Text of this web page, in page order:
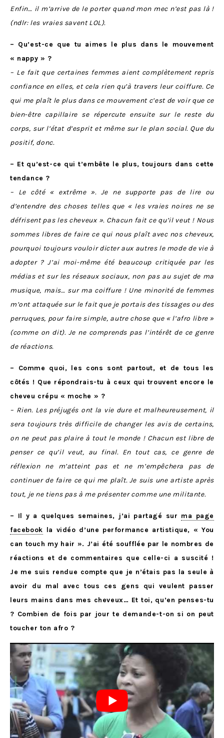
Enfin… il m’arrive de le porter quand mon mec n’est pas là !
(ndlr: les vraies savent LOL).
– Qu’est-ce que tu aimes le plus dans le mouvement
« nappy » ?
– Le fait que certaines femmes aient complètement repris
confiance en elles, et cela rien qu’à travers leur coiffure. Ce
qui me plaît le plus dans ce mouvement c’est de voirque ce
bien-être capillaire se répercute ensuite sur le reste du
corps, sur l’état d’esprit et même sur le plan social. Que du
positif, donc.
– Et qu’est-ce qui t’embête le plus, toujours dans cette
tendance ?
– Le côté « extrême ». Je ne supporte pas de lire ou
d’entendre des choses telles que « les vraies noires ne se
défrisent pas les cheveux ». Chacun fait ce qu’il veut ! Nous
sommes libres de faire ce qui nous plaît avec nos cheveux,
pourquoi toujours vouloir dicter aux autres le mode de vie à
adopter ? J’ai moi-même été beaucoup critiquée par les
médias et sur les réseaux sociaux, non pas au sujet de ma
musique, mais… sur ma coiffure ! Une minorité de femmes
m’ont attaquée sur le fait que je portais des tissages ou des
perruques, pour faire simple, autre chose que « l’afro libre »
(comme on dit). Je ne comprends pas l’intérêt de ce genre
de réactions.
– Comme quoi, les cons sont partout, et de tous les
côtés ! Que répondrais-tu à ceux qui trouvent encore le
cheveu crépu « moche » ?
– Rien. Les préjugés ont la vie dure et malheureusement, il
sera toujours très difficile de changer les avis de certains,
on ne peut pas plaire à tout le monde ! Chacun est libre de
penser ce qu’il veut, au final. En tout cas, ce genre de
réflexion ne m’atteint pas et ne m’empêchera pas de
continuer de faire ce qui me plaît. Je suis une artiste après
tout, je ne tiens pas à me présenter comme une militante.
– Il y a quelques semaines, j’ai partagé sur ma page
facebook la vidéo d’une performance artistique, « You
can touch my hair ». J’ai été soufflée par le nombres de
réactions et de commentaires que celle-ci a suscité !
Je me suis rendue compte que je n’étais pas la seule à
avoir du mal avec tous ces gens qui veulent passer
leurs mains dans mes cheveux… Et toi, qu’en penses-tu
? Combien de fois par jour te demande-t-on si on peut
toucher ton afro ?